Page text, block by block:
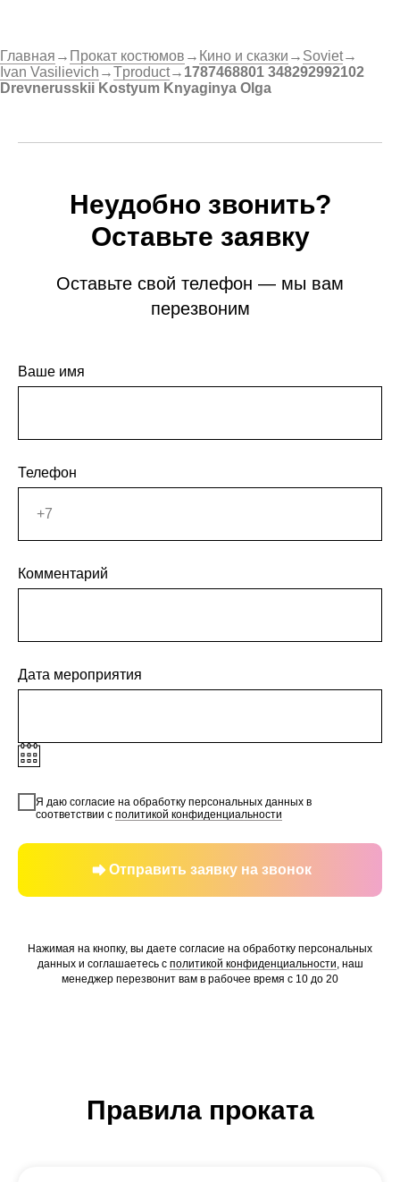
Главная → Прокат костюмов → Кино и сказки → Soviet→
Ivan Vasilievich →Tproduct→ 1787468801 348292992102
Drevnerusskii Kostyum Knyaginya Olga
Неудобно звонить?
Оставьте заявку
Оставьте свой телефон — мы вам
перезвоним
Ваше имя
Телефон
Комментарий
Дата мероприятия
Я даю согласие на обработку персональных данных в
соответствии с политикой конфиденциальности
Отправить заявку на звонок
Нажимая на кнопку, вы даете согласие на обработку персональных
данных и соглашаетесь c политикой конфиденциальности, наш
менеджер перезвонит вам в рабочее время с 10 до 20
Правила проката